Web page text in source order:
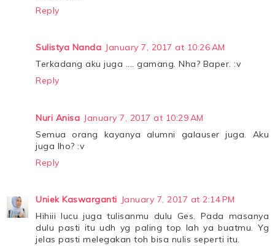
Reply
Sulistya Nanda January 7, 2017 at 10:26 AM
Terkadang aku juga .... gamang. Nha? Baper. :v
Reply
Nuri Anisa January 7, 2017 at 10:29 AM
Semua orang kayanya alumni galauser juga. Aku
juga lho? :v
Reply
Uniek Kaswarganti January 7, 2017 at 2:14 PM
Hihiii lucu juga tulisanmu dulu Ges. Pada masanya
dulu pasti itu udh yg paling top lah ya buatmu. Yg
jelas pasti melegakan toh bisa nulis seperti itu.